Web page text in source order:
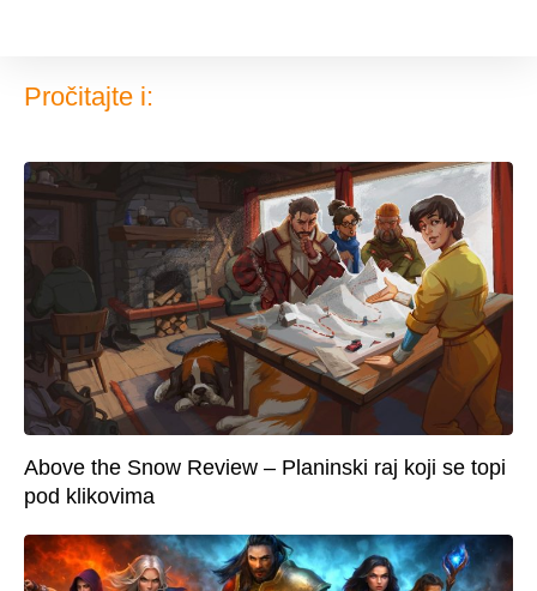
Pročitajte i:
Above the Snow Review – Planinski raj koji se topi
pod klikovima